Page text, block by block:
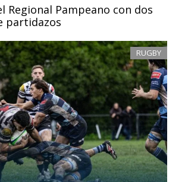
Regional Pampeano con dos
partidazos
RUGBY